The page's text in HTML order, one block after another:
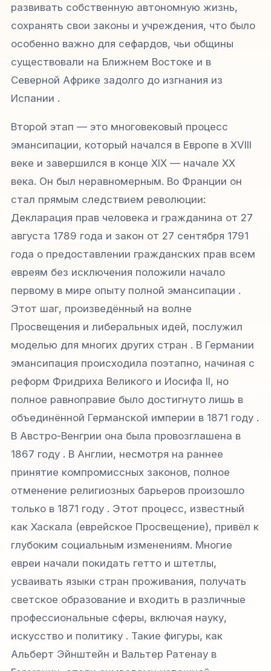
развивать собственную автономную жизнь,
сохранять свои законы и учреждения, что было
особенно важно для сефардов, чьи общины
существовали на Ближнем Востоке и в
Северной Африке задолго до изгнания из
Испании .
Второй этап — это многовековый процесс
эмансипации, который начался в Европе в XVIII
веке и завершился в конце XIX — начале XX
века. Он был неравномерным. Во Франции он
стал прямым следствием революции:
Декларация прав человека и гражданина от 27
августа 1789 года и закон от 27 сентября 1791
года о предоставлении гражданских прав всем
евреям без исключения положили начало
первому в мире опыту полной эмансипации .
Этот шаг, произведённый на волне
Просвещения и либеральных идей, послужил
моделью для многих других стран . В Германии
эмансипация происходила поэтапно, начиная с
реформ Фридриха Великого и Иосифа II, но
полное равноправие было достигнуто лишь в
объединённой Германской империи в 1871 году .
В Австро-Венгрии она была провозглашена в
1867 году . В Англии, несмотря на раннее
принятие компромиссных законов, полное
отменение религиозных барьеров произошло
только в 1871 году . Этот процесс, известный
как Хаскала (еврейское Просвещение), привёл к
глубоким социальным изменениям. Многие
евреи начали покидать гетто и штетлы,
усваивать языки стран проживания, получать
светское образование и входить в различные
профессиональные сферы, включая науку,
искусство и политику . Такие фигуры, как
Альберт Эйнштейн и Вальтер Ратенау в